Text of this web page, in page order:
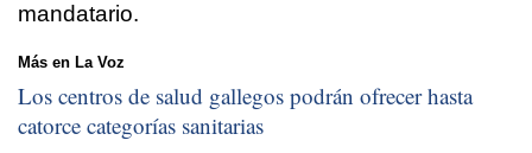
mandatario.
Más en La Voz
Los centros de salud gallegos podrán ofrecer hasta
catorce categorías sanitarias